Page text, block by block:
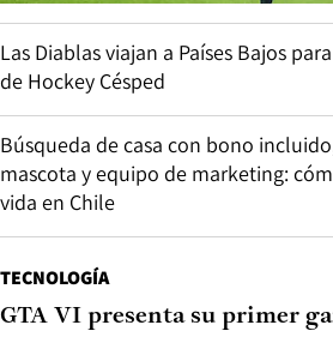
Las Diablas viajan a Países Bajos
de Hockey Césped
Búsqueda de casa con bono
mascota y equipo de marketing:
vida en Chile
TECNOLOGÍA
GTA VI presenta su primer